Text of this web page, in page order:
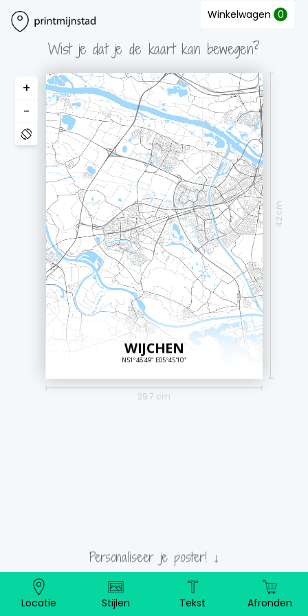
Locatie Stijlen Tekst Afronden
Personaliseer je poster! ↓
Winkelwagen 0
+
-
42 cm
29.7 cm
WIJCHEN
N51º48'49" E05º45'10"
Wist je dat je de kaart kan bewegen?